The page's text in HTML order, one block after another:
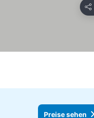
Preise sehen